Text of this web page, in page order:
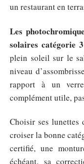
un restaurant en
Les
solaires catégorie 3
plein soleil sur le
niveau
rapport à un
complément utile,
Choisir ses lunettes
croiser la bonne
certifié, une
échéant, sa